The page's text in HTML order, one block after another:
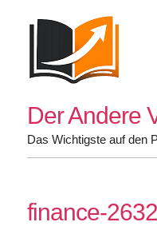
Der Andere
Das Wichtigste auf den
finance-